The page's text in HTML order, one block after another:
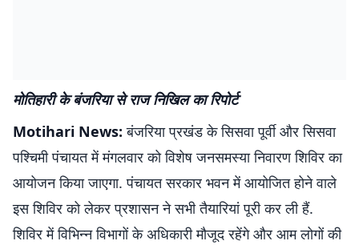
मोतिहारी के बंजरिया से राज निखिल का रिपोर्ट
Motihari News: बंजरिया प्रखंड के सिसवा पूर्वी और सिसवा
पश्चिमी पंचायत में मंगलवार को विशेष जनसमस्या निवारण शिविर का
आयोजन किया जाएगा. पंचायत सरकार भवन में आयोजित होने वाले
इस शिविर को लेकर प्रशासन ने सभी तैयारियां पूरी कर ली हैं.
शिविर में विभिन्न विभागों के अधिकारी मौजूद रहेंगे और आम लोगों की